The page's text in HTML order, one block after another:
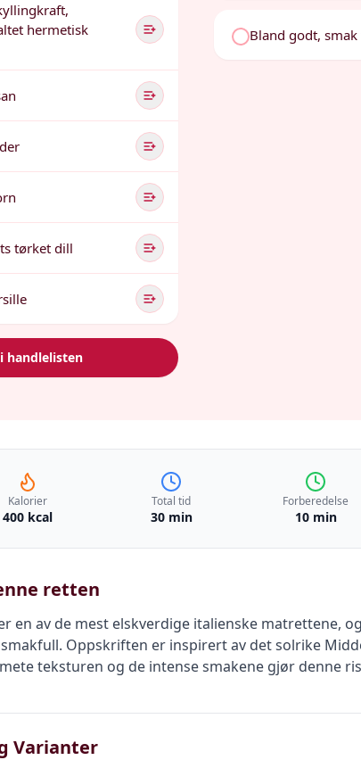
hermetisk
tørket dill
handlelisten
Bland godt,
Kalorier
400 kcal
Total tid
30 min
Forberedelse
10 min
retten
en av de mest elskverdige italienske matrettene,
Oppskriften er inspirert av det solrike
teksturen og de intense smakene gjør denne
Varianter